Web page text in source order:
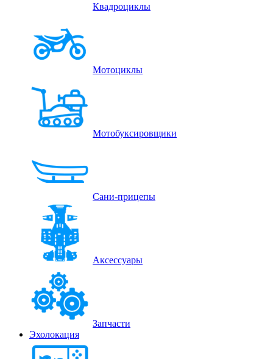
Квадроциклы
Мотоциклы
Мотобуксировщики
Сани-прицепы
Аксессуары
Запчасти
Эхолокация